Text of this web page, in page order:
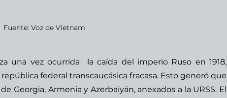
Fuente: Voz de Vietnam
una vez ocurrida  la caída del imperio Ruso en 1918,
federal transcaucásica fracasa. Esto generó que
Georgia, Armenia y Azerbaiyán, anexados a la URSS. El